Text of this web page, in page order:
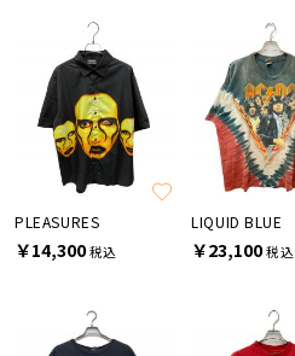
PLEASURES
￥14,300税込
LIQUID BLUE
￥23,100税込